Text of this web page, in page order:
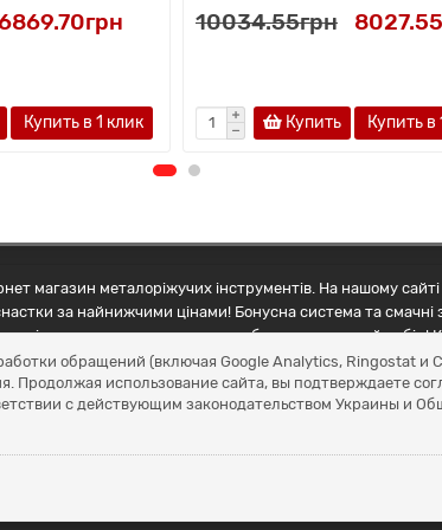
Купить в 1 клик
10034.55грн
Купить Купить в
магазин металоріжучих інструментів. На нашому
за найнижчими цінами! Бонусна система та
менеджери допоможуть зробити правильний вибір!
обращений (включая Google Analytics, Ringostat и
Продолжая использование сайта, вы подтверждаете
с действующим законодательством Украины и